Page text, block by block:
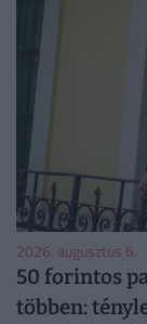
2026. augusztus 6.
50 forintos
többen: